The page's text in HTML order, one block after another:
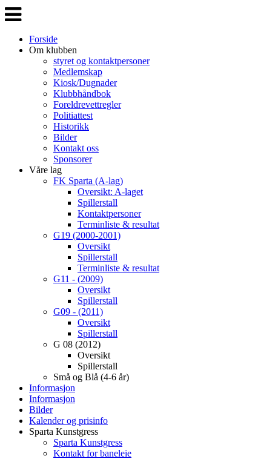
Veksle
navigasjon
Forside
Om klubben
styret og kontaktpersoner
Medlemskap
Kiosk/Dugnader
Klubbhåndbok
Foreldrevettregler
Politiattest
Historikk
Bilder
Kontakt oss
Sponsorer
Våre lag
FK Sparta (A-lag)
Oversikt: A-laget
Spillerstall
Kontaktpersoner
Terminliste & resultat
G19 (2000-2001)
Oversikt
Spillerstall
Terminliste & resultat
G11 - (2009)
Oversikt
Spillerstall
G09 - (2011)
Oversikt
Spillerstall
G 08 (2012)
Oversikt
Spillerstall
Små og Blå (4-6 år)
Informasjon
Informasjon
Bilder
Kalender og prisinfo
Sparta Kunstgress
Sparta Kunstgress
Kontakt for baneleie